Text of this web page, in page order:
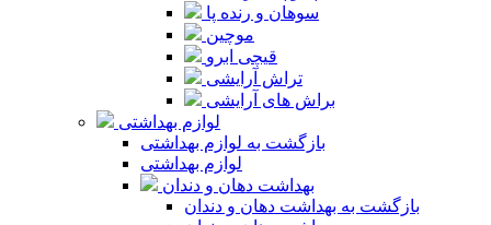
سوهان و رنده پا
موچین
قیچی ابرو
تراش آرایشی
براش های آرایشی
لوازم بهداشتی
بازگشت به لوازم بهداشتی
لوازم بهداشتی
بهداشت دهان و دندان
بازگشت به بهداشت دهان و دندان